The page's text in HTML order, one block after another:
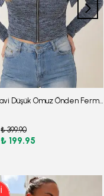
₺ 399.90
₺ 199.95